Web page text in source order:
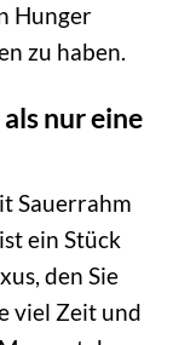
Hunger
zu haben.
nur eine
Sauerrahm
ein Stück
den Sie
viel Zeit und